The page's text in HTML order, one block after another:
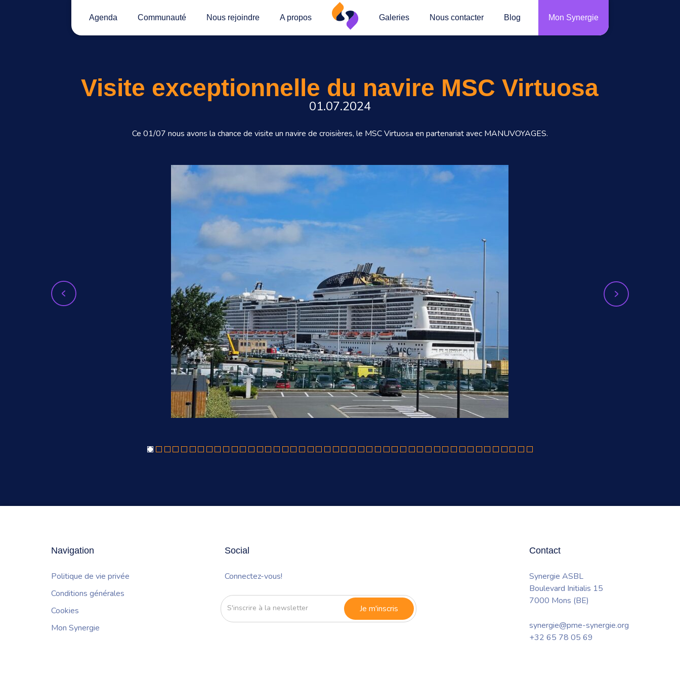
Agenda Communauté Nous rejoindre A propos Galeries Nous contacter Blog Mon Synergie
Visite exceptionnelle du navire MSC Virtuosa
01.07.2024
Ce 01/07 nous avons la chance de visite un navire de croisières, le MSC Virtuosa en partenariat avec MANUVOYAGES.
Navigation
Politique de vie privée
Conditions générales
Cookies
Mon Synergie
Social
Connectez-vous!
S'inscrire
à
Contact
Synergie ASBL
Boulevard Initialis 15
7000 Mons (BE)
synergie@pme-synergie.org
+32 65 78 05 69